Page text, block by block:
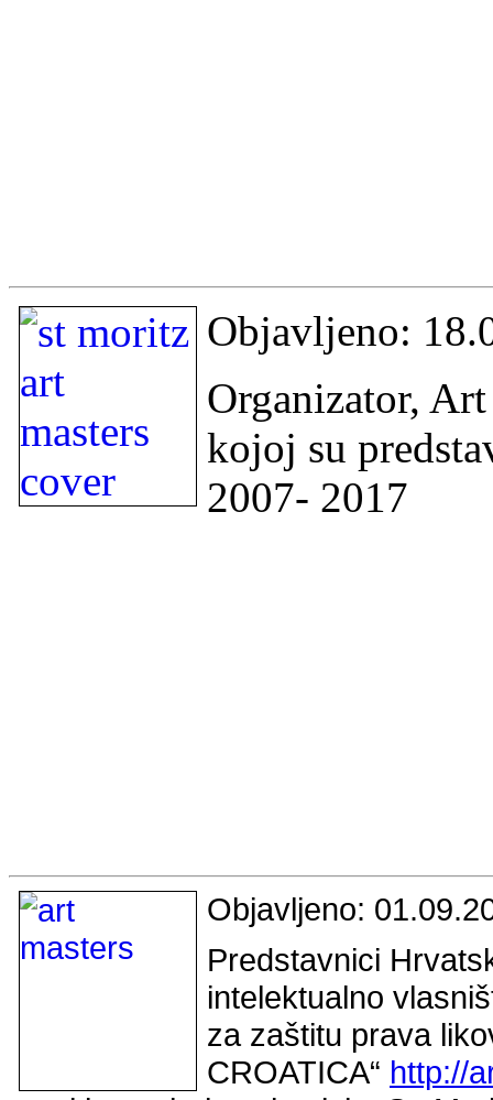
Objavljeno:
Organizator,
kojoj su
2007- 2017
Objavljeno:
Predstavnici
intelektualno
za zaštitu prava
CROATICA“ http://